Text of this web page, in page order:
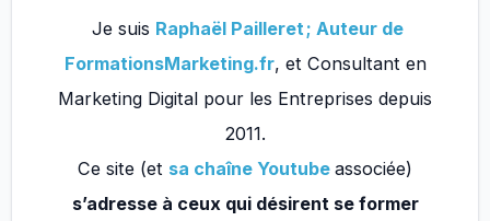
Je suis Raphaël Pailleret ; Auteur de
FormationsMarketing.fr, et Consultant en
Marketing Digital pour les Entreprises depuis
2011.
Ce site (et sa chaîne Youtube associée)
s’adresse à ceux qui désirent se former